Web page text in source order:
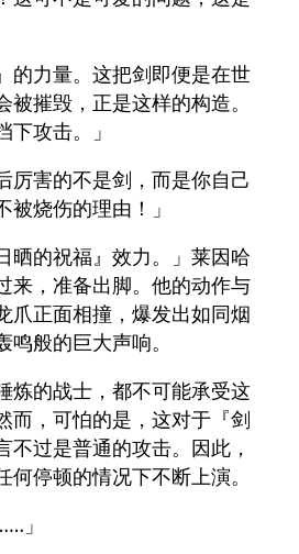
的力量。这把剑即便是在世
摧毁，正是这样的构造。
下攻击。」
厉害的不是剑，而是你自己
烧伤的理由！」
晒的祝福』效力。」莱因哈
来，准备出脚。他的动作与
爪正面相撞，爆发出如同烟
般的巨大声响。
炼的战士，都不可能承受这
而，可怕的是，这对于『剑
不过是普通的攻击。因此，
停顿的情况下不断上演。
」